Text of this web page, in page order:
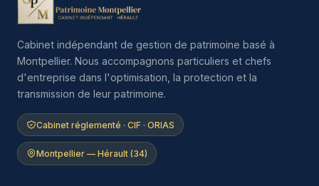
Cabinet indépendant de gestion de patrimoine basé à
Montpellier. Nous accompagnons particuliers et chefs
d'entreprise dans l'optimisation, la protection et la
transmission de leur patrimoine.
Cabinet réglementé · CIF · ORIAS
Montpellier — Hérault (34)